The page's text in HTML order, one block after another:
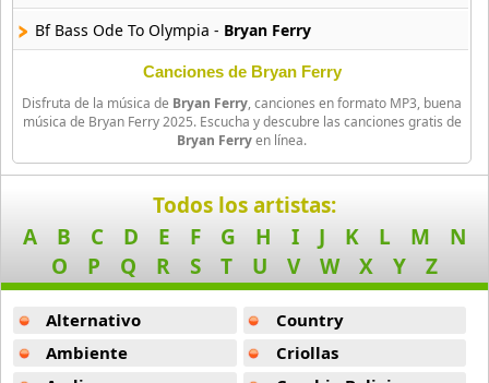
Ben Harper
11 músicas online
Billboard
163 músicas online
Black Guayaba
25 músicas online
Black Sabbath
110 músicas online
Blondie
10 músicas online
Bf Bass Ode To Olympia - Bryan Ferry
Canciones de Bryan Ferry
Disfruta de la música de Bryan Ferry, canciones en formato MP3, buena
música de Bryan Ferry 2025. Escucha y descubre las canciones gratis de
Bryan Ferryen línea.
Todos los artistas:
A
B C D E F G H I J K L M
N
O
P Q R S T U V W X Y Z
Alternativo
Ambiente
Country
Criollas